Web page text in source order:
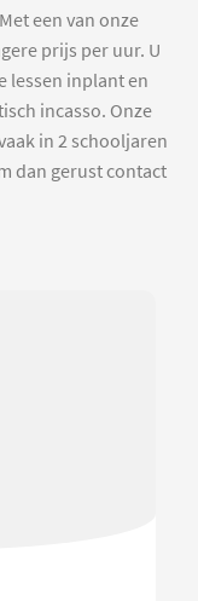
een van onze
prijs per uur. U
lessen inplant en
incasso. Onze
in 2 schooljaren
dan gerust contact